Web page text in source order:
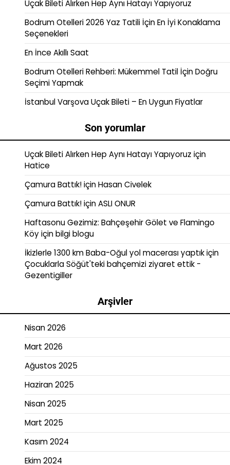
Uçak Bileti Alırken Hep Aynı Hatayı Yapıyoruz
Bodrum Otelleri 2026 Yaz Tatili İçin En İyi Konaklama
Seçenekleri
En İnce Akıllı Saat
Bodrum Otelleri Rehberi: Mükemmel Tatil İçin Doğru
Seçimi Yapmak
İstanbul Varşova Uçak Bileti – En Uygun Fiyatlar
Son yorumlar
Uçak Bileti Alırken Hep Aynı Hatayı Yapıyoruz için
Hatice
Çamura Battık!içinHasan Civelek
Çamura Battık!içinASLI ONUR
Haftasonu Gezimiz: Bahçeşehir Gölet ve Flamingo
Köyiçinbilgi blogu
İkizlerle 1300 km Baba-Oğul yol macerası yaptıkiçin
Çocuklarla Söğüt'teki bahçemizi ziyaret ettik -
Gezentigiller
Arşivler
Nisan 2026
Mart 2026
Ağustos 2025
Haziran 2025
Nisan 2025
Mart 2025
Kasım 2024
Ekim 2024